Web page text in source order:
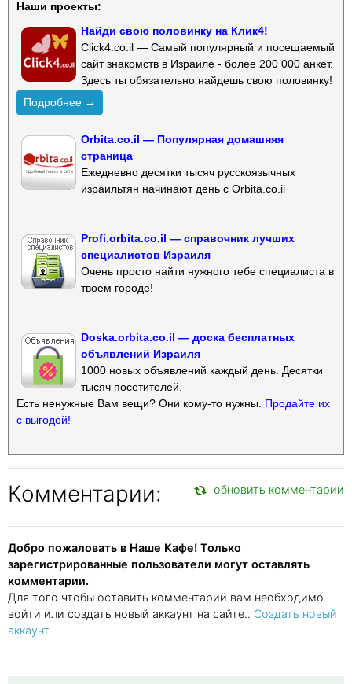
Наши проекты:
Найди свою половинку на Клик4!
Click4.co.il — Самый популярный и посещаемый
сайт знакомств в Израиле - более 200 000 анкет.
Здесь ты обязательно найдешь свою половинку!
Подробнее →
Orbita.co.il — Популярная домашняя
страница
Ежедневно десятки тысяч русскоязычных
израильтян начинают день с Orbita.co.il
Profi.orbita.co.il — справочник лучших
специалистов Израиля
Очень просто найти нужного тебе специалиста в
твоем городе!
Doska.orbita.co.il — доска бесплатных
объявлений Израиля
1000 новых объявлений каждый день. Десятки
тысяч посетителей.
Есть ненужные Вам вещи? Они кому-то нужны. Продайте их
с выгодой!
Комментарии: обновить комментарии
Добро пожаловать в Наше Кафе! Только
зарегистрированные пользователи могут оставлять
комментарии.
Для того чтобы оставить комментарий вам необходимо
войти или создать новый аккаунт на сайте.. Создать новый
аккаунт